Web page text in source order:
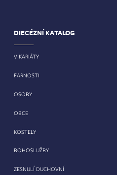
DIECÉZNÍ KATALOG
VIKARIÁTY
FARNOSTI
OSOBY
OBCE
KOSTELY
BOHOSLUŽBY
ZESNULÍ DUCHOVNÍ